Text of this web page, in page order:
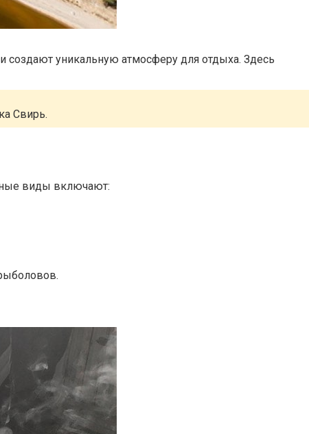
создают уникальную атмосферу для отдыха. Здесь
Свирь.
виды включают: